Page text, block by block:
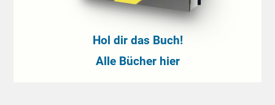
Hol dir das Buch!
Alle Bücher hier